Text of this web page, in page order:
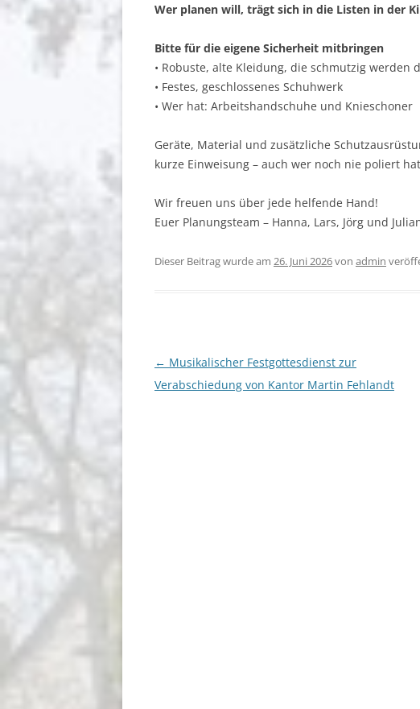
Wer planen will, trägt sich in die Listen in der
Bitte für die eigene Sicherheit mitbringen
• Robuste, alte Kleidung, die schmutzig werden
• Festes, geschlossenes Schuhwerk
• Wer hat: Arbeitshandschuhe und Knieschoner
Geräte, Material und zusätzliche
kurze Einweisung – auch wer noch nie poliert
Wir freuen uns über jede helfende Hand!
Euer Planungsteam – Hanna, Lars, Jörg und
Dieser Beitrag wurde am 26. Juni 2026von admin
Beitragsnavigation
← Musikalischer Festgottesdienst zur
Verabschiedung von Kantor Martin Fehlandt